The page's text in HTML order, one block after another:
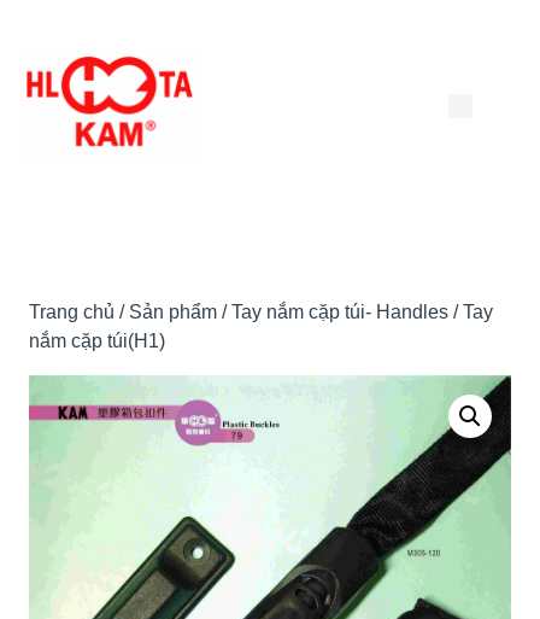
đến
Trang chủ / Sản phẩm /Tay nắm cặp túi- Handles / Tay
nắm cặp túi(H1)